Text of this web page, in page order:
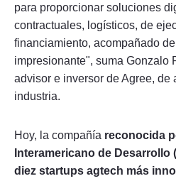
para proporcionar soluciones
contractuales, logísticos, de
financiamiento, acompañado
impresionante", suma Gonzalo
advisor e inversor de Agree, de
industria.
Hoy, la compañía reconocida
Interamericano de Desarrollo
diez startups agtech más